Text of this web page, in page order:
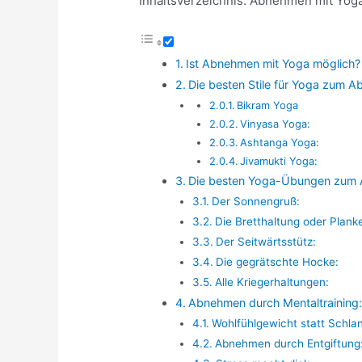
Ist Abnehmen mit Yoga möglich?
Die besten Stile für Yoga zum
Bikram Yoga
Vinyasa Yoga:
Ashtanga Yoga:
Jivamukti Yoga:
Die besten Yoga-Übungen zum
Der Sonnengruß:
Die Bretthaltung oder
Der Seitwärtsstütz:
Die gegrätschte Hocke:
Alle Kriegerhaltungen:
Abnehmen durch Mentaltraining:
Wohlfühlgewicht statt
Abnehmen durch Entgiftung: